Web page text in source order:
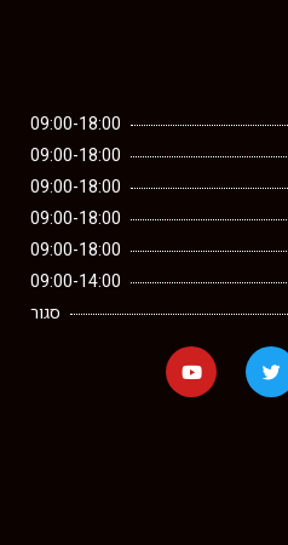
09:00-18:00
09:00-18:00
09:00-18:00
09:00-18:00
09:00-18:00
09:00-14:00
סגור